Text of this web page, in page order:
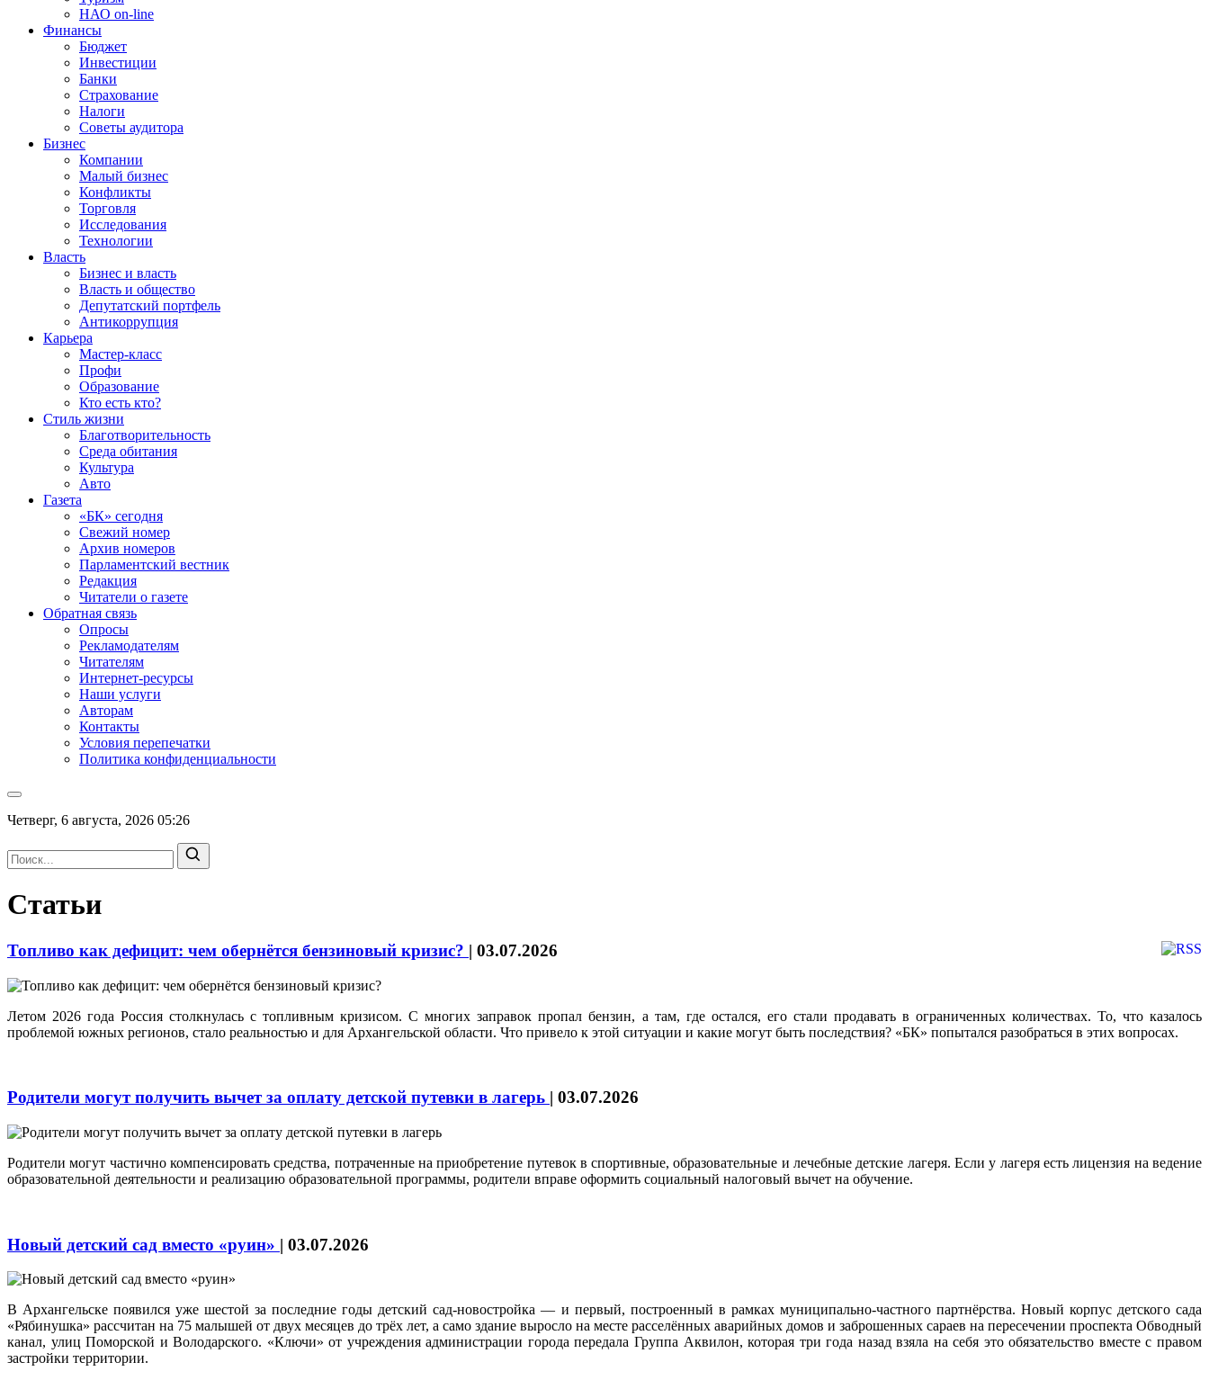
НАО on-line
Финансы
Бюджет
Инвестиции
Банки
Страхование
Налоги
Советы аудитора
Бизнес
Компании
Малый бизнес
Конфликты
Торговля
Исследования
Технологии
Власть
Бизнес и власть
Власть и общество
Депутатский портфель
Антикоррупция
Карьера
Мастер-класс
Профи
Образование
Кто есть кто?
Стиль жизни
Благотворительность
Среда обитания
Культура
Авто
Газета
«БК» сегодня
Свежий номер
Архив номеров
Парламентский вестник
Редакция
Читатели о газете
Обратная связь
Опросы
Рекламодателям
Читателям
Интернет-ресурсы
Наши услуги
Авторам
Контакты
Условия перепечатки
Политика конфиденциальности
Четверг, 6 августа, 2026 05:26
Статьи
Топливо как дефицит: чем обернётся бензиновый кризис? | 03.07.2026
Летом 2026 года Россия столкнулась с топливным кризисом. С многих заправок пропал бензин, а там, где остался, его стали продавать в ограниченных количествах. То, что казалось
проблемой южных регионов, стало реальностью и для Архангельской области. Что привело к этой ситуации и какие могут быть последствия? «БК» попытался разобраться в этих вопросах.
Родители могут получить вычет за оплату детской путевки в лагерь | 03.07.2026
Родители могут частично компенсировать средства, потраченные на приобретение путевок в спортивные, образовательные и лечебные детские лагеря. Если у лагеря есть лицензия на ведение
образовательной деятельности и реализацию образовательной программы, родители вправе оформить социальный налоговый вычет на обучение.
Новый детский сад вместо «руин» | 03.07.2026
В Архангельске появился уже шестой за последние годы детский сад-новостройка — и первый, построенный в рамках муниципально-частного партнёрства. Новый корпус детского сада
«Рябинушка» рассчитан на 75 малышей от двух месяцев до трёх лет, а само здание выросло на месте расселённых аварийных домов и заброшенных сараев на пересечении проспекта Обводный
канал, улиц Поморской и Володарского. «Ключи» от учреждения администрации города передала Группа Аквилон, которая три года назад взяла на себя это обязательство вместе с правом
застройки территории.